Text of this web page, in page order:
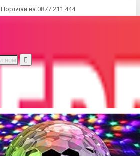
Поръчай на 0877 211 444